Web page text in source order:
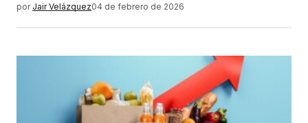
por Jair Velázquez04 de febrero de 2026